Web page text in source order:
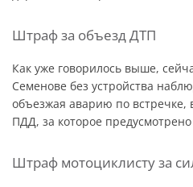
Штраф за объезд ДТП
Как уже говорилось выше,
Семенове без устройства
объезжая аварию по
ПДД, за которое
Штраф мотоциклисту за